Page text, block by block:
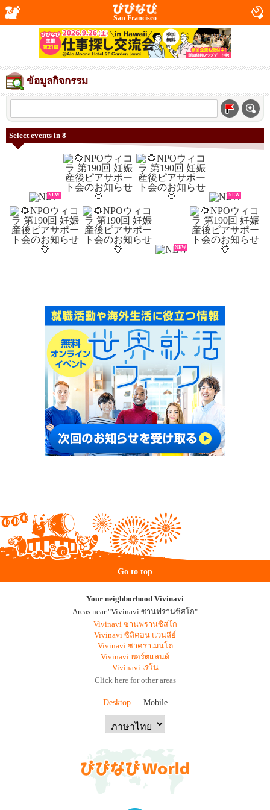
San Francisco
ข้อมูลกิจกรรม
Select events in 8
NEW NEW
NEW
Go to top
Your neighborhood Vivinavi
Areas near "Vivinavi ซานฟรานซิสโก"
Vivinavi ซานฟรานซิสโก
Vivinavi ซิลิคอน แวนลีย์
Vivinavi ซาคราเมนโต
Vivinavi พอร์ตแลนด์
Vivinavi เรโน
Click here for other areas
Desktop Mobile